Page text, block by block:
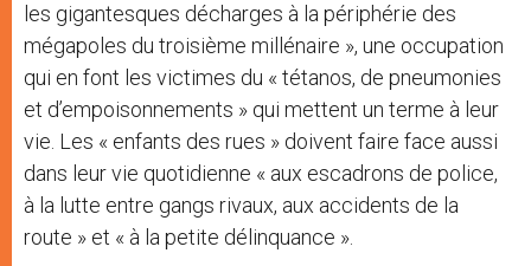
les gigantesques décharges à la périphérie des
mégapoles du troisième millénaire », une occupation
qui en font les victimes du « tétanos, de pneumonies
et d’empoisonnements » qui mettent un terme à leur
vie. Les « enfants des rues » doivent faire face aussi
dans leur vie quotidienne « aux escadrons de police,
à la lutte entre gangs rivaux, aux accidents de la
route » et « à la petite délinquance ».